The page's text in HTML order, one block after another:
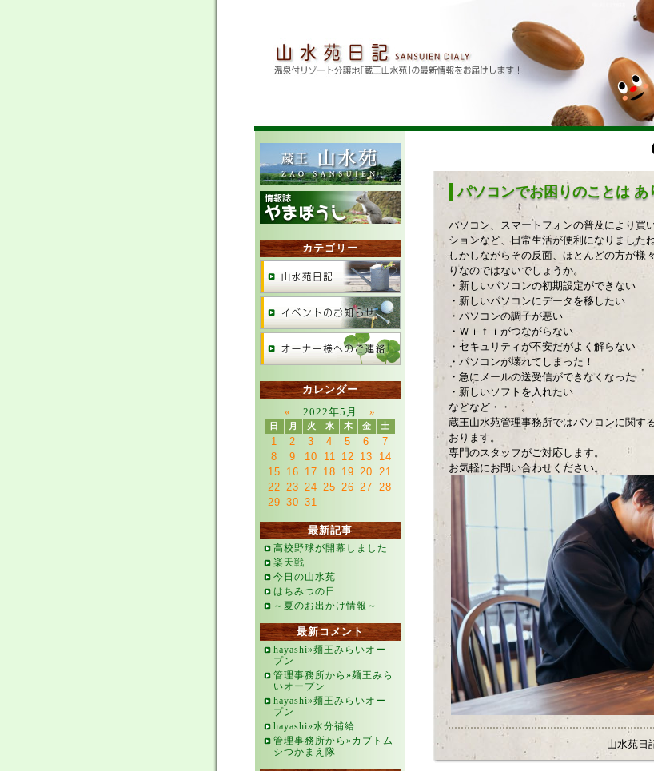
パソコンでお困りのことは あ
パソコン、スマートフォンの普及により買
ションなど、日常生活が便利になりましたね
しかしながらその反面、ほとんどの方が様
りなのではないでしょうか。
・新しいパソコンの初期設定ができない
・新しいパソコンにデータを移したい
・パソコンの調子が悪い
・Ｗｉｆｉがつながらない
・セキュリティが不安だがよく解らない
・パソコンが壊れてしまった！
・急にメールの送受信ができなくなった
・新しいソフトを入れたい
などなど・・・。
蔵王山水苑管理事務所ではパソコンに関す
おります。
専門のスタッフがご対応します。
お気軽にお問い合わせください。
山水苑日
カテゴリー
カレンダー
«
2022年5月 »
日 月 火 水 木 金 土
1 2 3 4 5 6
7
8
9 10 11 12 13
14
15 16 17 18 19 20 21
22 23 24 25 26 27 28
29 30 31
最新記事
高校野球が開幕しました
楽天戦
今日の山水苑
はちみつの日
～夏のお出かけ情報～
最新コメント
hayashi»麺王みらいオー
プン
管理事務所から»麺王みら
いオープン
hayashi»麺王みらいオー
プン
hayashi»水分補給
管理事務所から»カブトム
シつかまえ隊